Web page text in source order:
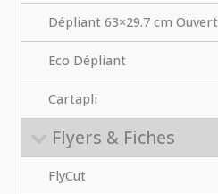
Dépliant 63×29.7 cm Ouvert
Eco Dépliant
Cartapli
Flyers & Fiches
FlyCut